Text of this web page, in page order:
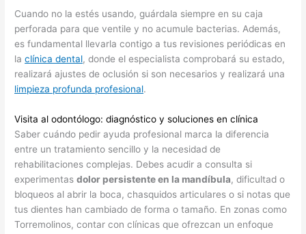
Cuando no la estés usando, guárdala siempre en su caja
perforada para que ventile y no acumule bacterias. Además,
es fundamental llevarla contigo a tus revisiones periódicas en
laclínica dental, donde el especialista comprobará su estado,
realizará ajustes de oclusión si son necesarios y realizará una
limpieza profunda profesional.
Visita al odontólogo: diagnóstico y soluciones en clínica
Saber cuándo pedir ayuda profesional marca la diferencia
entre un tratamiento sencillo y la necesidad de
rehabilitaciones complejas. Debes acudir a consulta si
experimentasdolor persistente en la mandíbula, dificultad o
bloqueos al abrir la boca, chasquidos articulares o si notas que
tus dientes han cambiado de forma o tamaño. En zonas como
Torremolinos, contar con clínicas que ofrezcan un enfoque